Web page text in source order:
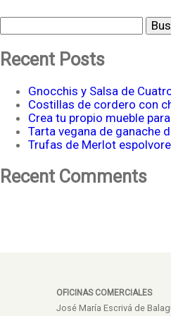
Buscar
Recent Posts
Gnocchis y Salsa de
Costillas de cordero con
Crea tu propio mueble
Tarta vegana de ganache
Trufas de Merlot
Recent Comments
OFICINAS COMERCIALES
José María Escrivá de